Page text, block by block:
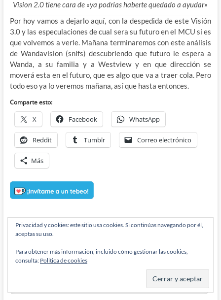
Vision 2.0 tiene cara de «ya podrias haberte quedado a ayudar»
Por hoy vamos a dejarlo aquí, con la despedida de este Visión
3.0 y las especulaciones de cual sera su futuro en el MCU si es
que volvemos a verle. Mañana terminaremos con este análisis
de Wandavision (snifs) descubriendo que futuro le espera a
Wanda, a su familia y a Westview y en que dirección se
moverá esta en el futuro, que es algo que va a traer cola. Pero
todo eso ya lo veremos mañana, así que hasta entonces.
Comparte esto:
X Facebook WhatsApp
Reddit Tumblr Correo electrónico
Más
Privacidad y cookies: este sitio usa cookies. Si continúas navegando por él,
aceptas su uso.
Para obtener más información, incluido cómo gestionar las cookies,
consulta: Política de cookies